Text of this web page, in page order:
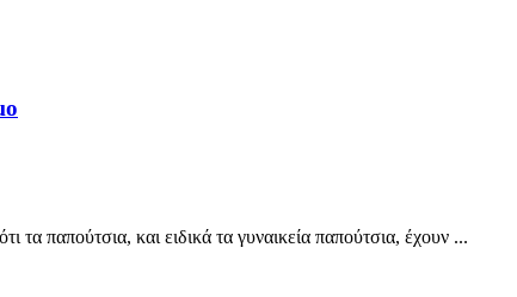
παπούτσια, και ειδικά τα γυναικεία παπούτσια, έχουν ...